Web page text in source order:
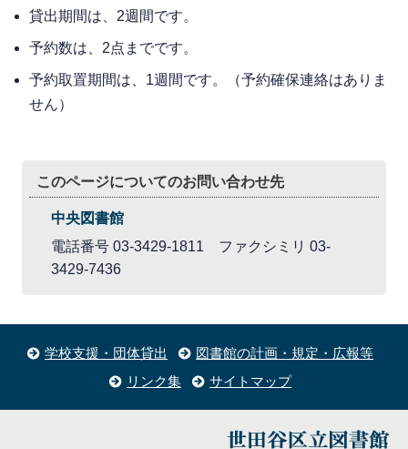
貸出期間は、2週間です。
予約数は、2点までです。
予約取置期間は、1週間です。（予約確保連絡はありま
せん）
このページについてのお問い合わせ先
中央図書館
電話番号 03-3429-1811 ファクシミリ 03-
3429-7436
学校支援・団体貸出
図書館の計画・規定・広報等
リンク集
サイトマップ